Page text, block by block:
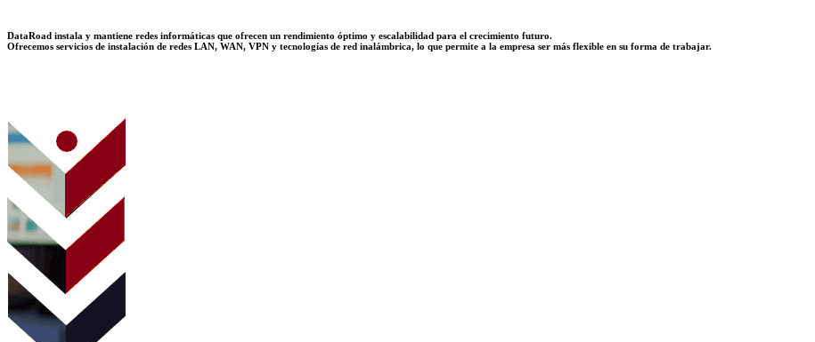
DataRoad instala y mantiene redes informáticas que ofrecen un rendimiento óptimo y escalabilidad para el crecimiento futuro.
Ofrecemos servicios de instalación de redes LAN, WAN, VPN y tecnologías de red inalámbrica, lo que permite a la empresa ser más flexible en su forma de trabajar.